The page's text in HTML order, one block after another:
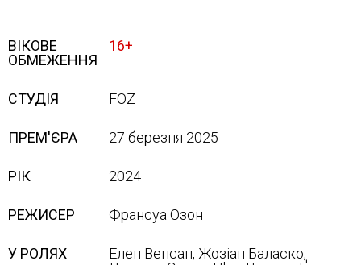
ВІКОВЕ
ОБМЕЖЕННЯ
16+
СТУДІЯ FOZ
ПРЕМ'ЄРА 27 березня 2025
РІК 2024
РЕЖИСЕР Франсуа Озон
У РОЛЯХ
Елен Венсан, Жозіан Баласко,